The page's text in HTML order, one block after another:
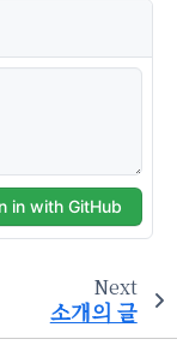
Next
소개의 글